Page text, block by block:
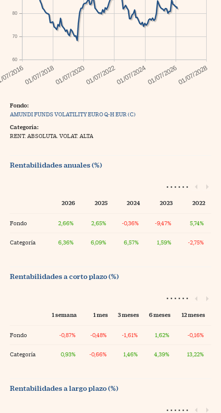
60
70
80
Fondo:
AMUNDI FUNDS VOLATILITY EURO Q-H EUR (C)
Categoría:
RENT. ABSOLUTA. VOLAT. ALTA
Rentabilidades anuales (%)
2026 2025 2024 2023 2022
Fondo 2,66% 2,65% -0,36% -9,47% 5,74%
Categoría 6,36% 6,09% 6,57% 1,59% -2,75%
Rentabilidades a corto plazo (%)
1 semana 1 mes 3 meses 6 meses 12 meses
Fondo -0,87% -0,48% -1,61% 1,62% -0,16%
Categoría 0,93% -0,66% 1,46% 4,39% 13,22%
Rentabilidades a largo plazo (%)